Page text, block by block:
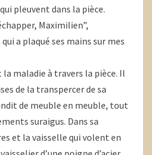
pleuvent dans la pièce.
Maximilien”,
a plaqué ses mains sur mes
maladie à travers la pièce. Il
de la transpercer de sa
de meuble en meuble, tout
suraigus. Dans sa
et la vaisselle qui volent en